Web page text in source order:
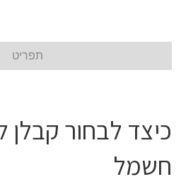
תפריט
כיצד לבחור קבלן
חשמל